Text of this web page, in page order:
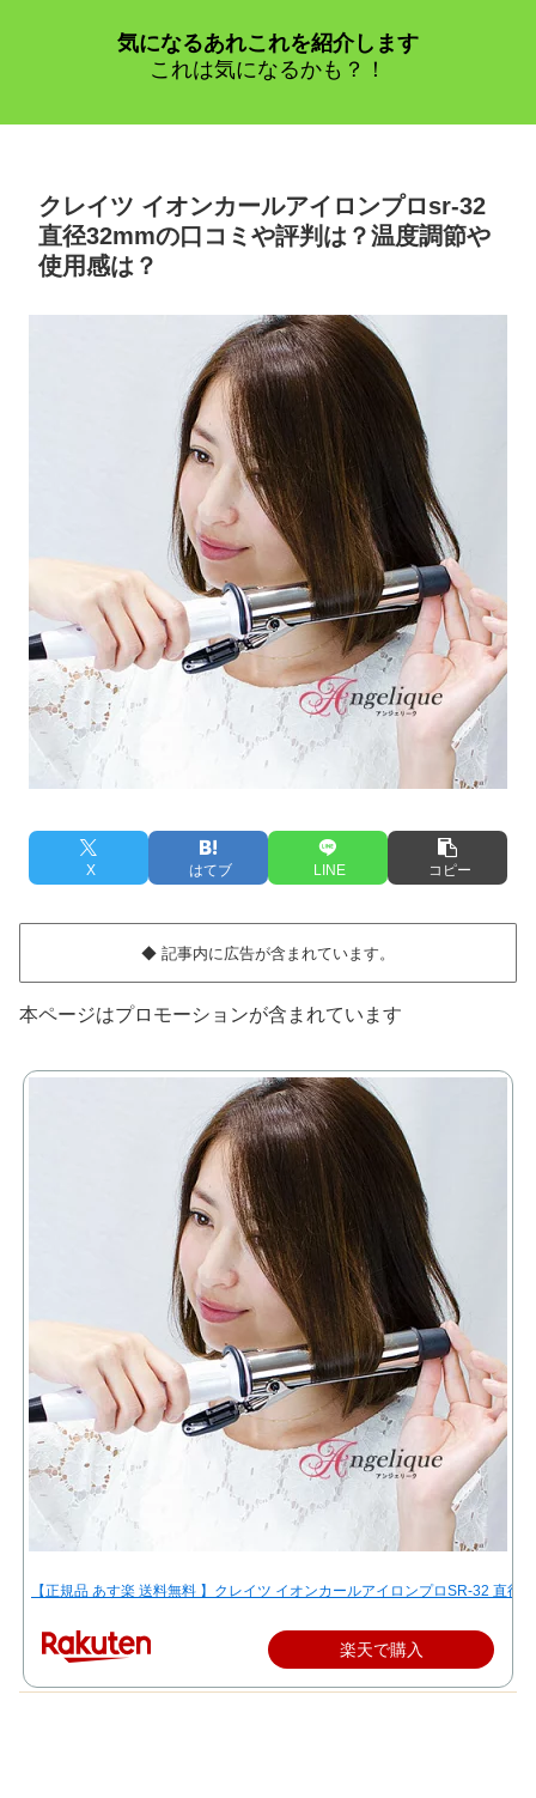
気になるあれこれを紹介します
これは気になるかも？！
クレイツ イオンカールアイロンプロsr-32
直径32mmの口コミや評判は？温度調節や
使用感は？
X はてブ LINE コピー
◆ 記事内に広告が含まれています。
本ページはプロモーションが含まれています
【正規品 あす楽 送料無料 】クレイツ イオンカールアイロンプロSR-32 直
楽天で購入